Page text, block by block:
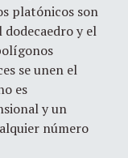
platónicos son
y el
se unen el
es
y un
número